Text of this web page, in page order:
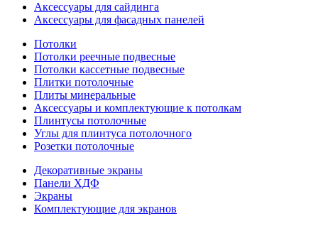
Аксессуары для сайдинга
Аксессуары для фасадных панелей
Потолки
Потолки реечные подвесные
Потолки кассетные подвесные
Плитки потолочные
Плиты минеральные
Аксессуары и комплектующие к потолкам
Плинтусы потолочные
Углы для плинтуса потолочного
Розетки потолочные
Декоративные экраны
Панели ХДФ
Экраны
Комплектующие для экранов